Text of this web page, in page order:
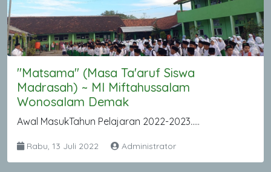
"Matsama" (Masa Ta'aruf Siswa
Madrasah) ~ MI Miftahussalam
Wonosalam Demak
Awal MasukTahun Pelajaran 2022-2023.....
Rabu, 13 Juli 2022 Administrator